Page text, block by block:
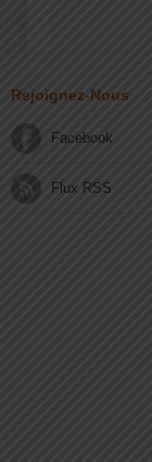
Rejoignez-Nous
Facebook
Flux RSS